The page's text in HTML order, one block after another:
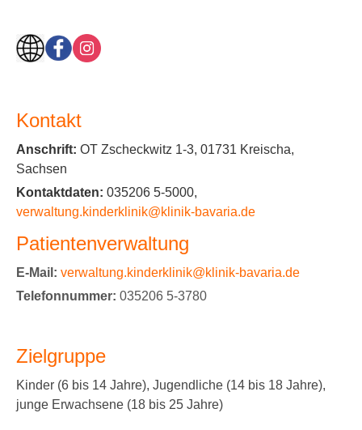
Kontakt
Anschrift: OT Zscheckwitz 1-3, 01731 Kreischa,
Sachsen
Kontaktdaten: 035206 5-5000,
verwaltung.kinderklinik@klinik-bavaria.de
Patientenverwaltung
E-Mail: verwaltung.kinderklinik@klinik-bavaria.de
Telefonnummer: 035206 5-3780
Zielgruppe
Kinder (6 bis 14 Jahre), Jugendliche (14 bis 18 Jahre),
junge Erwachsene (18 bis 25 Jahre)